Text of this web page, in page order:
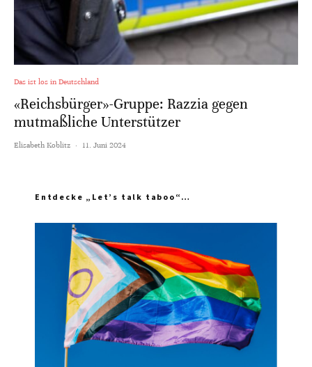
Das ist los in Deutschland
«Reichsbürger»-Gruppe: Razzia gegen
mutmaßliche Unterstützer
Elisabeth Koblitz · 11. Juni 2024
Entdecke „Let’s talk taboo“…